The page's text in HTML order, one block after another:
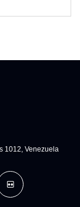
1012, Venezuela